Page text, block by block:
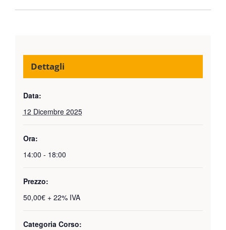
Dettagli
Data:
12 Dicembre 2025
Ora:
14:00 - 18:00
Prezzo:
50,00€ + 22% IVA
Categoria Corso: